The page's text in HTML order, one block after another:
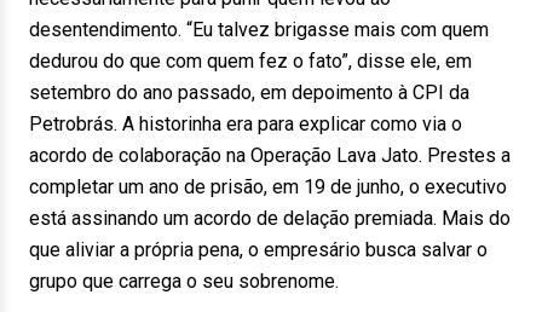
desentendimento. “Eu talvez brigasse mais com quem
dedurou do que com quem fez o fato”, disse ele, em
setembro do ano passado, em depoimento à CPI da
Petrobrás. A historinha era para explicar como via o
acordo de colaboração na Operação Lava Jato. Prestes a
completar um ano de prisão, em 19 de junho, o executivo
está assinando um acordo de delação premiada. Mais do
que aliviar a própria pena, o empresário busca salvar o
grupo que carrega o seu sobrenome.